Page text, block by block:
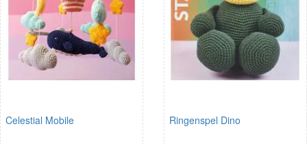
Celestial Mobile Ringenspel Dino